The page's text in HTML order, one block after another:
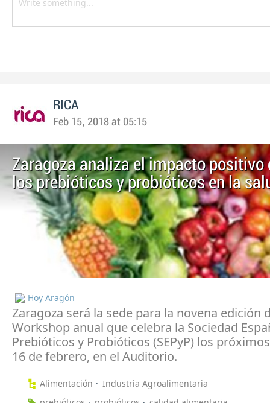
RICA
Feb 15, 2018 at 05:15
Zaragoza analiza el impacto positivo
los prebióticos y probióticos en la
Hoy Aragón
Zaragoza será la sede para la novena edición
Workshop anual que celebra la Sociedad
Prebióticos y Probióticos (SEPyP) los
16 de febrero, en el Auditorio.
Alimentación
Industria Agroalimentaria